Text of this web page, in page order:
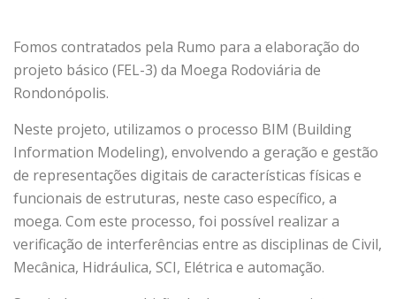
Fomos contratados pela Rumo para a elaboração do
projeto básico (FEL-3) da Moega Rodoviária de
Rondonópolis.
Neste projeto, utilizamos o processo BIM (Building
Information Modeling), envolvendo a geração e gestão
de representações digitais de características físicas e
funcionais de estruturas, neste caso específico, a
moega. Com este processo, foi possível realizar a
verificação de interferências entre as disciplinas de Civil,
Mecânica, Hidráulica, SCI, Elétrica e automação.